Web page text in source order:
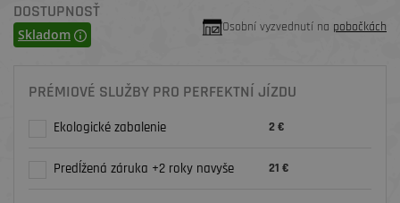
DOSTUPNOSŤ
Skladom Osobní vyzvednutí na pobočkách
PRÉMIOVÉ SLUŽBY PRO PERFEKTNÍ JÍZDU
Ekologické zabalenie 2 €
Predĺžená záruka +2 roky navyše 21 €